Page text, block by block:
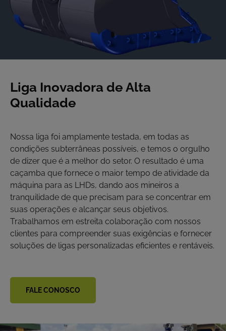
Liga Inovadora de Alta
Qualidade
Nossa liga foi amplamente testada, em todas as
condições subterrâneas possíveis, e temos o orgulho
de dizer que é a melhor do setor. O resultado é uma
caçamba que fornece o maior tempo de atividade da
máquina para as LHDs, dando aos mineiros a
tranquilidade de que precisam para se concentrar em
suas operações e alcançar seus objetivos.
Trabalhamos em estreita colaboração com nossos
clientes para compreender suas exigências e fornecer
soluções de ligas personalizadas eficientes e rentáveis.
FALE CONOSCO